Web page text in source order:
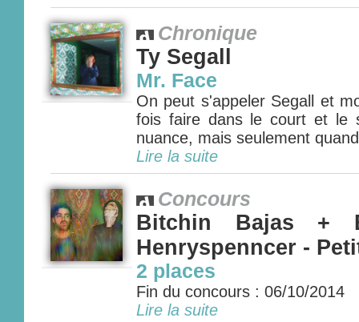
Chronique
Ty Segall
Mr. Face
On peut s'appeler Segall et
fois faire dans le court et le
nuance, mais seulement
Lire la suite
Concours
Bitchin Bajas +
Henryspenncer -
2 places
Fin du concours : 06/10/2014
Lire la suite